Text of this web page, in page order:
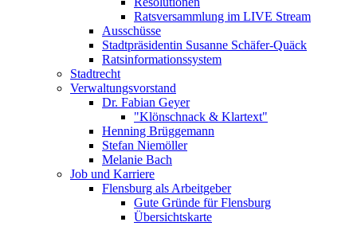
Ratsversammlung im LIVE Stream
Ausschüsse
Stadtpräsidentin Susanne Schäfer-Quäck
Ratsinformationssystem
Stadtrecht
Verwaltungsvorstand
Dr. Fabian Geyer
"Klönschnack & Klartext"
Henning Brüggemann
Stefan Niemöller
Melanie Bach
Job und Karriere
Flensburg als Arbeitgeber
Gute Gründe für Flensburg
Übersichtskarte